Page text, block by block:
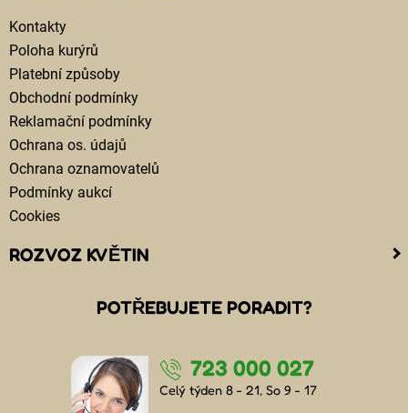
Kontakty
Poloha kurýrů
Platební způsoby
Obchodní podmínky
Reklamační podmínky
Ochrana os. údajů
Ochrana oznamovatelů
Podmínky aukcí
Cookies
ROZVOZ KVĚTIN
Kam doručujeme květiny
Cena za doručení květin
Doručení květin sledujete online
Kdo jsou lidé, kteří doručují kytice
POTŘEBUJETE PORADIT?
723 000 027
Celý týden 8 - 21, So 9 - 17